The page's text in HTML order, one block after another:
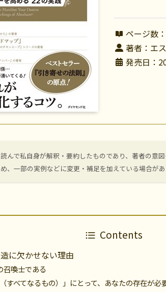
ページ数
著者：エ
発売日：
んで私自身が解釈・要約したものであり、著者の意
、一部の実例などに変更・補足を加えている場合があ
Contents
に欠かせない理由
召喚士である
べてなるもの）」にとって、あなたの存在が必